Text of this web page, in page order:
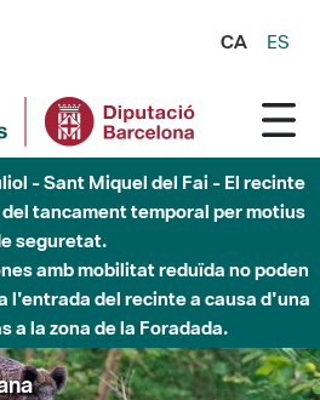
CA ES
- Sant Miquel del Fai - El recinte
tancament temporal per motius
seguretat.
amb mobilitat reduïda no poden
l'entrada del recinte a causa d'una
a la zona de la Foradada.